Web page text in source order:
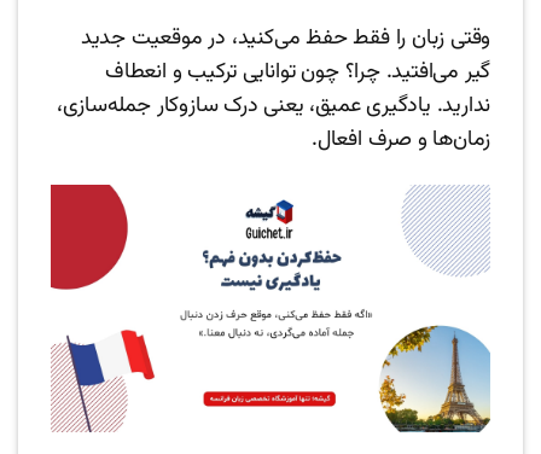
وقتی زبان را فقط حفظ می‌کنید، در موقعیت جدید
گیر می‌افتید. چرا؟ چون توانایی ترکیب و انعطاف
ندارید. یادگیری عمیق، یعنی درک سازوکار جمله‌سازی،
زمان‌ها و صرف افعال.